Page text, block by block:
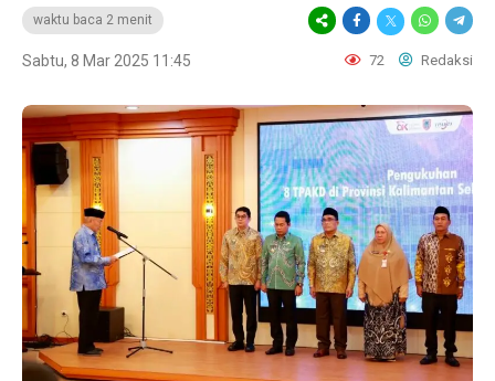
waktu baca 2 menit
Sabtu, 8 Mar 2025 11:45 72 Redaksi